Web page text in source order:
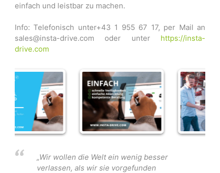
einfach und leistbar zu machen.
Info: Telefonisch unter+43 1 955 67 17, per Mail an
sales@insta-drive.com oder unter https://insta-
drive.com
„Wir wollen die Welt ein wenig besser
verlassen, als wir sie vorgefunden